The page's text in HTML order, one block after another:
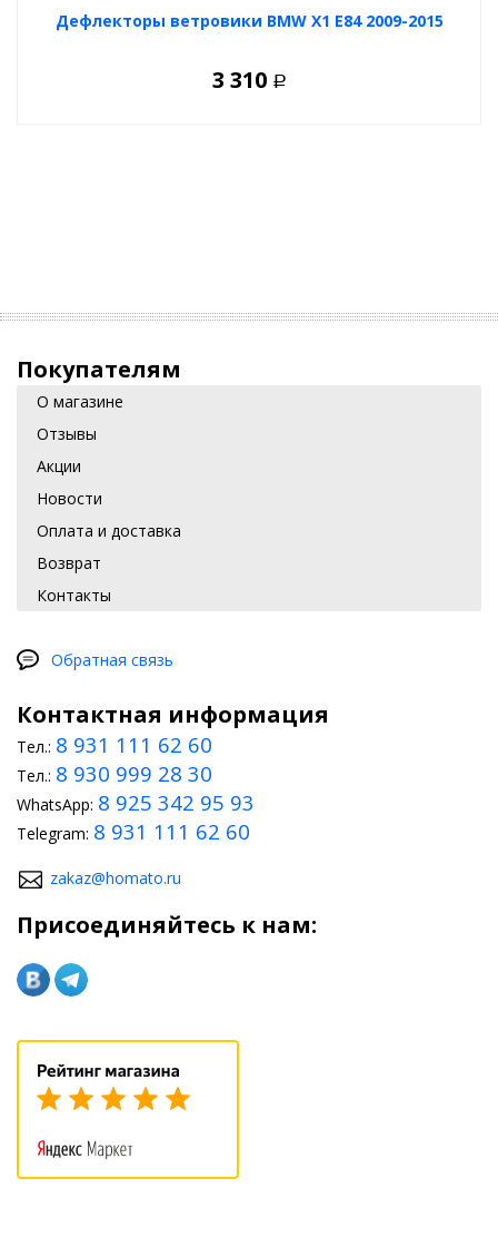
Дефлекторы ветровики BMW X1 E84 2009-2015
3 310 Р
Покупателям
О магазине
Отзывы
Акции
Новости
Оплата и доставка
Возврат
Контакты
Обратная связь
Контактная информация
Тел.: 8 931 111 62 60
Тел.: 8 930 999 28 30
WhatsApp: 8 925 342 95 93
Telegram: 8 931 111 62 60
zakaz@homato.ru
Присоединяйтесь к нам: